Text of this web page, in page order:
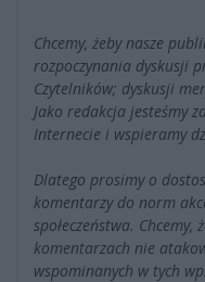
Chcemy, żeby nasze
rozpoczynania dyskusji
Czytelników; dyskusji
Jako redakcja jesteśmy
Internecie i wspieramy
Dlatego prosimy o
komentarzy do norm
społeczeństwa.
komentarzach nie
wspominanych w tych